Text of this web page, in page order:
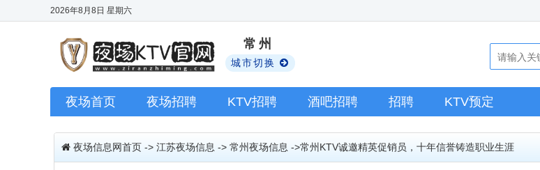
2026年8月8日 星期六
常州
城市切换
夜场首页 夜场招聘 KTV招聘 酒吧招聘 招聘 KTV预定
夜场信息网首页 -> 江苏夜场信息 -> 常州夜场信息 ->常州KTV诚邀精英促销员，十年信誉铸造职业生涯